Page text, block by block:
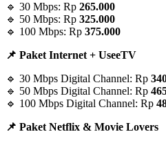
🔹 30 Mbps: Rp 265.000
🔹 50 Mbps: Rp 325.000
🔹 100 Mbps: Rp 375.000
📌 Paket Internet + UseeTV
🔹 30 Mbps Digital Channel: Rp
🔹 50 Mbps Digital Channel: Rp
🔹 100 Mbps Digital Channel: Rp
📌 Paket Netflix & Movie Lovers